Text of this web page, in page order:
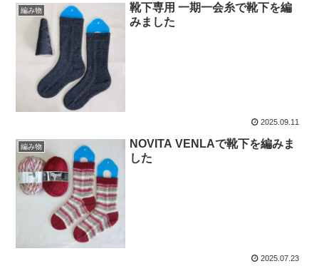
編み物
靴下専用 一期一会糸で靴下を編
みました
2025.09.11
編み物
NOVITA VENLAで靴下を編みま
した
2025.07.23